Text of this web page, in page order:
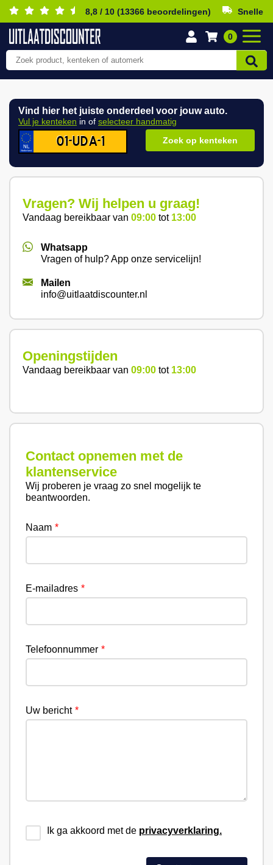
8,8 / 10 (13366 beoordelingen) Snelle
0
Vind hier het juiste onderdeel voor jouw auto.
Vul je kenteken in of selecteer handmatig
Zoek op kenteken
Vragen? Wij helpen u graag!
Vandaag bereikbaar van 09:00 tot 13:00
Whatsapp
Vragen of hulp? App onze servicelijn!
Mailen
info@uitlaatdiscounter.nl
Openingstijden
Vandaag bereikbaar van 09:00 tot 13:00
Contact opnemen met de
klantenservice
Wij proberen je vraag zo snel mogelijk te
beantwoorden.
Naam
E-mailadres
Telefoonnummer
Uw bericht
Ik ga akkoord met de privacyverklaring.